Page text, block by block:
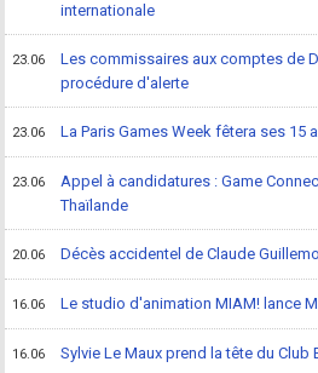
internationale
23.06
Les commissaires aux comptes de
procédure d'alerte
23.06 La Paris Games Week fêtera ses 15
23.06
Appel à candidatures : Game
Thaïlande
20.06 Décès accidentel de Claude
16.06 Le studio d'animation MIAM! lance
16.06 Sylvie Le Maux prend la tête du Club